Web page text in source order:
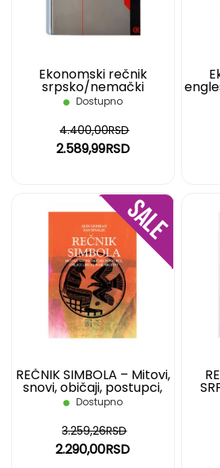
Ekonomski rečnik
srpsko/nemački
Dostupno
2.589,99RSD
4.400,00RSD
REČNIK SIMBOLA – Mitovi,
snovi, običaji, postupci,
oblici, likovi, boje i brojevi
Dostupno
2.290,00RSD
3.259,26RSD
DODAJ
NA